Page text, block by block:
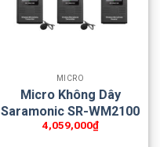
MICRO
Micro Không Dây
Saramonic SR-WM2100
4,059,000₫